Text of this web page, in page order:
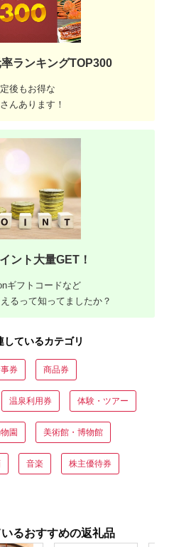
ランキングTOP300
後もお得な
んあります！
ント大量GET！
ギフトコードなど
るって知ってましたか？
ているカテゴリ
券 商品券
温泉利用券 体験・ツアー
園 美術館・博物館
音楽 株主優待券
るおすすめの返礼品